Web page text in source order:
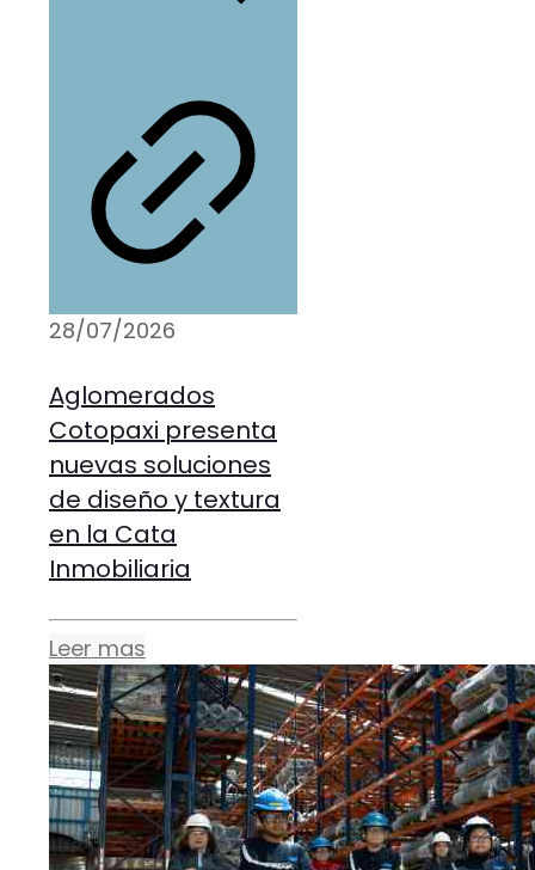
28/07/2026
Aglomerados
Cotopaxi presenta
nuevas soluciones
de diseño y textura
en la Cata
Inmobiliaria
Leer mas